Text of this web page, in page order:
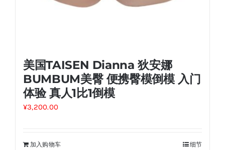
美国TAISEN Dianna 狄安娜
BUMBUM美臀 便携臀模倒模 入门
体验 真人1比1倒模
¥3,200.00
加入购物车 细节